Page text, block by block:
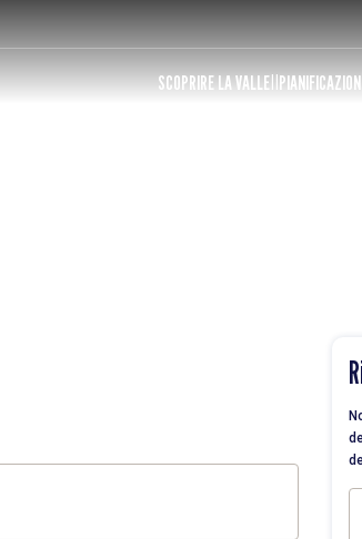
SCOPRIRE LA VALLE